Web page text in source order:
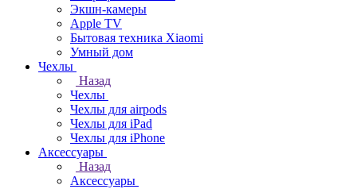
Экшн-камеры
Apple TV
Бытовая техника Xiaomi
Умный дом
Чехлы
Назад
Чехлы
Чехлы для airpods
Чехлы для iPad
Чехлы для iPhone
Аксессуары
Назад
Аксессуары